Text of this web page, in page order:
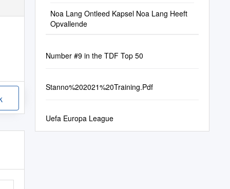
Noa Lang Ontleed Kapsel Noa Lang Heeft
Opvallende
Number #9 in the TDF Top 50
Stanno%202021%20Training.Pdf
Uefa Europa League